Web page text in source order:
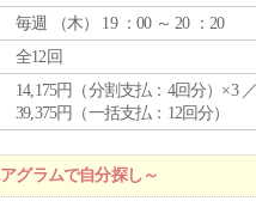
毎週 （木） 19 ：00 ～ 20 ：20
全12回
14,175円（分割支払：4回分）×3
39,375円（一括支払：12回分）
グラムで自分探し～